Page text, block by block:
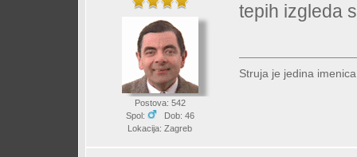
Postova: 542
Spol:
Dob: 46
Lokacija: Zagreb
tepih izgleda
Struja je jedina